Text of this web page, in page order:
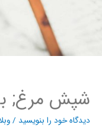
شپش مرغ;
دیدگاه‌ خود را بنویسید/وبلاگ